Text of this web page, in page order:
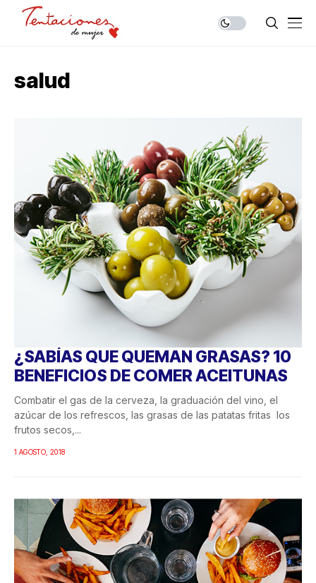
salud
¿SABÍAS QUE QUEMAN GRASAS? 10
BENEFICIOS DE COMER ACEITUNAS
Combatir el gas de la cerveza, la graduación del vino, el
azúcar de los refrescos, las grasas de las patatas fritas los
frutos secos,...
1 AGOSTO, 2018